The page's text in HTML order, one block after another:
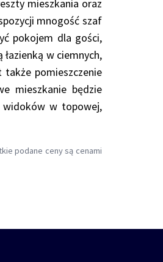
mieszkania oraz
mnogość szaf
pokojem dla gości,
w ciemnych,
pomieszczenie
mieszkanie będzie
widoków w topowej,
podane ceny są cenami